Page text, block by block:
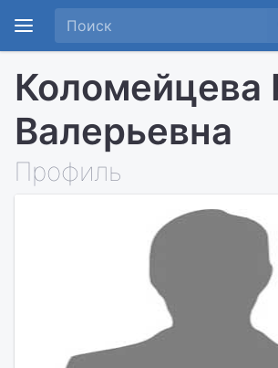
Коломейцева
Валерьевна
Профиль